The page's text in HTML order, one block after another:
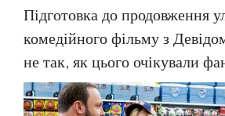
Підготовка до продовження
комедійного фільму з
не так, як цього очікували